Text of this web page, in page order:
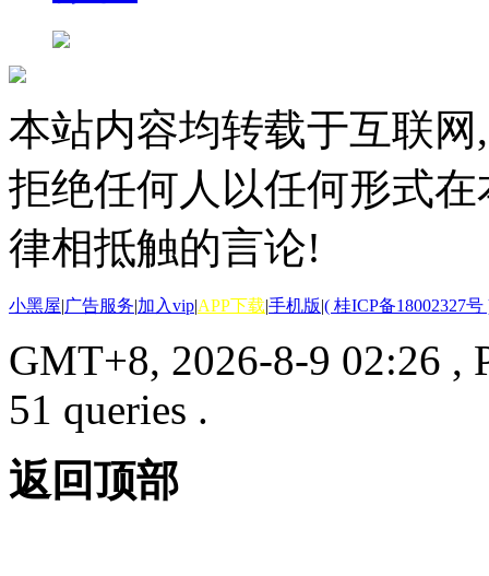
本站内容均转载于互联
拒绝任何人以任何形式
律相抵触的言论!
小黑屋|广告服务|加入vip|APP下载|手机版|( 桂ICP备18002327号
GMT+8, 2026-8-9 02:26 ,
51 queries .
返回顶部